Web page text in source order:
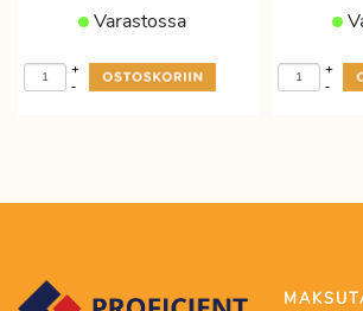
Varastossa
-
+
-
+